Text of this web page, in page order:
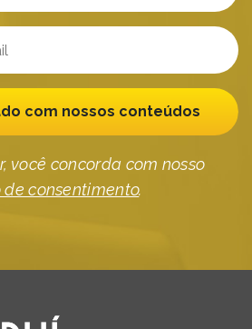
com nossos conteúdos
você concorda com nosso
de consentimento.